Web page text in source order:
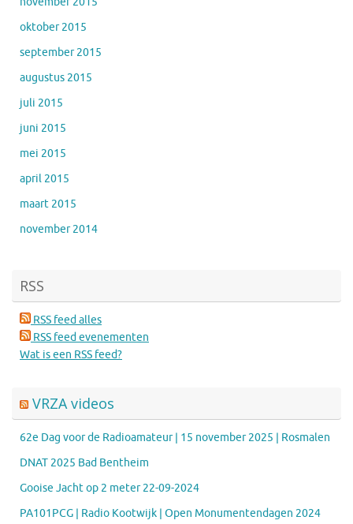
oktober 2015
september 2015
augustus 2015
juli 2015
juni 2015
mei 2015
april 2015
maart 2015
november 2014
RSS
RSS feed alles
RSS feed evenementen
Wat is een RSS feed?
VRZA videos
62e Dag voor de Radioamateur | 15 november 2025 | Rosmalen
DNAT 2025 Bad Bentheim
Gooise Jacht op 2 meter 22-09-2024
PA101PCG | Radio Kootwijk | Open Monumentendagen 2024